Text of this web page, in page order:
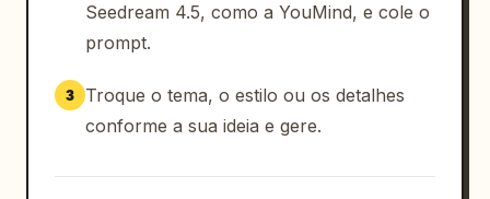
Seedream 4.5, como a YouMind, e cole o
prompt.
3
Troque o tema, o estilo ou os detalhes
conforme a sua ideia e gere.